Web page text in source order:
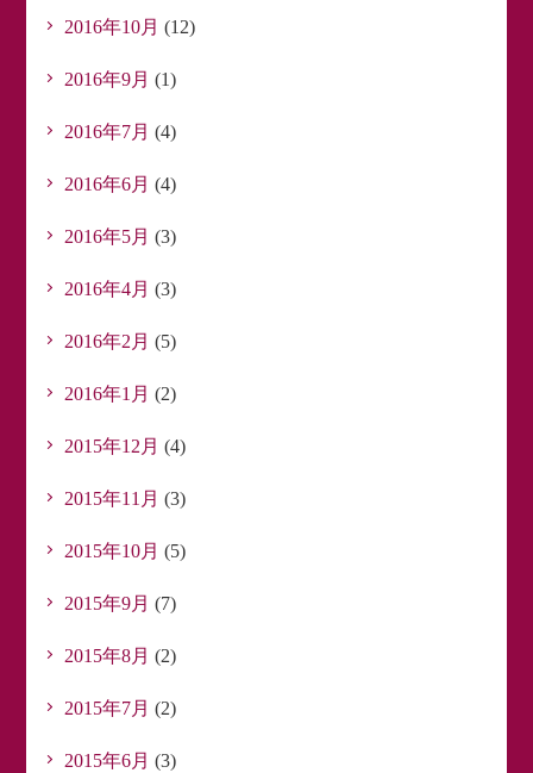
2016年10月 (12)
2016年9月 (1)
2016年7月 (4)
2016年6月 (4)
2016年5月 (3)
2016年4月 (3)
2016年2月 (5)
2016年1月 (2)
2015年12月 (4)
2015年11月 (3)
2015年10月 (5)
2015年9月 (7)
2015年8月 (2)
2015年7月 (2)
2015年6月 (3)